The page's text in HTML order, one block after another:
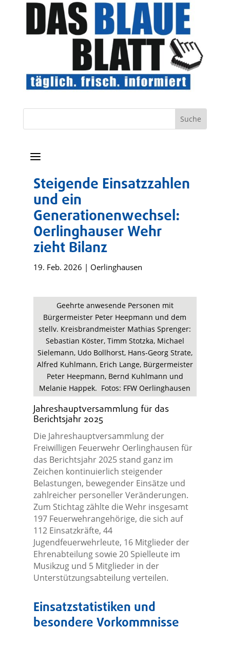
a
Steigende Einsatzzahlen
und ein
Generationenwechsel:
Oerlinghauser Wehr
zieht Bilanz
19. Feb. 2026 | Oerlinghausen
Geehrte anwesende Personen mit
Bürgermeister Peter Heepmann und dem
stellv. Kreisbrandmeister Mathias Sprenger:
Sebastian Köster, Timm Stotzka, Michael
Sielemann, Udo Bollhorst, Hans-Georg Strate,
Alfred Kuhlmann, Erich Lange, Bürgermeister
Peter Heepmann, Bernd Kuhlmann und
Melanie Happek. Fotos: FFW Oerlinghausen
Jahreshauptversammlung für das
Berichtsjahr 2025
Die Jahreshauptversammlung der
Freiwilligen Feuerwehr Oerlinghausen für
das Berichtsjahr 2025 stand ganz im
Zeichen kontinuierlich steigender
Belastungen, bewegender Einsätze und
zahlreicher personeller Veränderungen.
Zum Stichtag zählte die Wehr insgesamt
197 Feuerwehrangehörige, die sich auf
112 Einsatzkräfte, 44
Jugendfeuerwehrleute, 16 Mitglieder der
Ehrenabteilung sowie 20 Spielleute im
Musikzug und 5 Mitglieder in der
Unterstützungsabteilung verteilen.
Einsatzstatistiken und
besondere Vorkommnisse